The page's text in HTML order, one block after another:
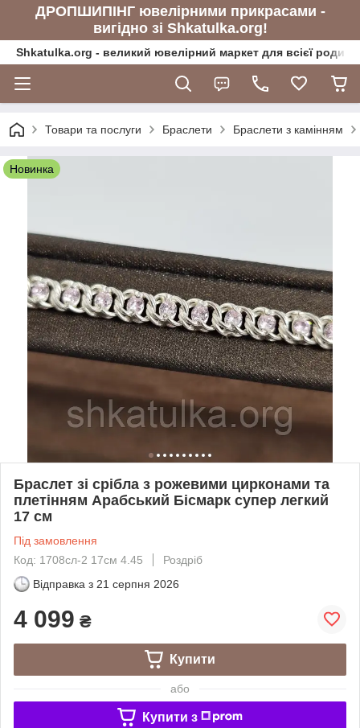
ДРОПШИПІНГ ювелірними прикрасами -
вигідно зі Shkatulka.org!
Shkatulka.org - великий ювелірний маркет для всієї
Товари та послуги Браслети Браслети з камінням
Новинка
Браслет зі срібла з рожевими цирконами та
плетінням Арабський Бісмарк супер легкий
17 см
Під замовлення
Код: 1708сл-2 17см 4.45
Роздріб
Відправка з 21 серпня 2026
4 099 ₴
Купити
або
Купити з